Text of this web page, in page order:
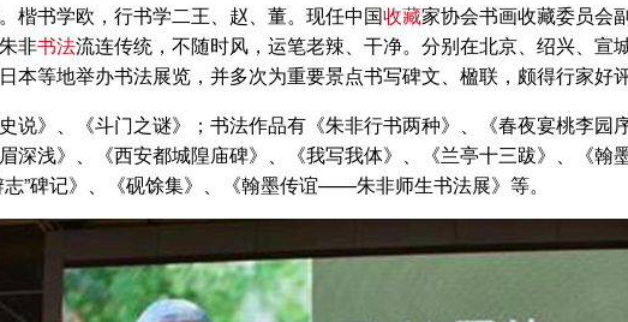
楷书学欧，行书学二王、赵、董。现任中国收藏家协会书画收藏委员会
非书法流连传统，不随时风，运笔老辣、干净。分别在北京、绍兴、宣
本等地举办书法展览，并多次为重要景点书写碑文、楹联，颇得行家好评
说》、《斗门之谜》；书法作品有《朱非行书两种》、《春夜宴桃李园
深浅》、《西安都城隍庙碑》、《我写我体》、《兰亭十三跋》、《
”碑记》、《砚馀集》、《翰墨传谊——朱非师生书法展》等。